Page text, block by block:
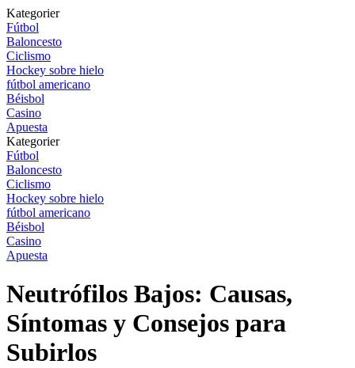
Kategorier
Fútbol
Baloncesto
Ciclismo
Hockey sobre hielo
fútbol americano
Béisbol
Casino
Apuesta
Kategorier
Fútbol
Baloncesto
Ciclismo
Hockey sobre hielo
fútbol americano
Béisbol
Casino
Apuesta
Neutrófilos Bajos: Causas,
Síntomas y Consejos para
Subirlos